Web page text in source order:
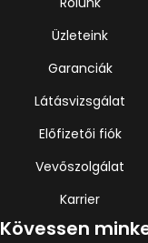
Üzleteink
Garanciák
Látásvizsgálat
Előfizetői fiók
Vevőszolgálat
Karrier
Kövessen